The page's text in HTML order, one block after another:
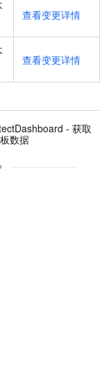
查看变更详情
查看变更详情
- 获取
数据